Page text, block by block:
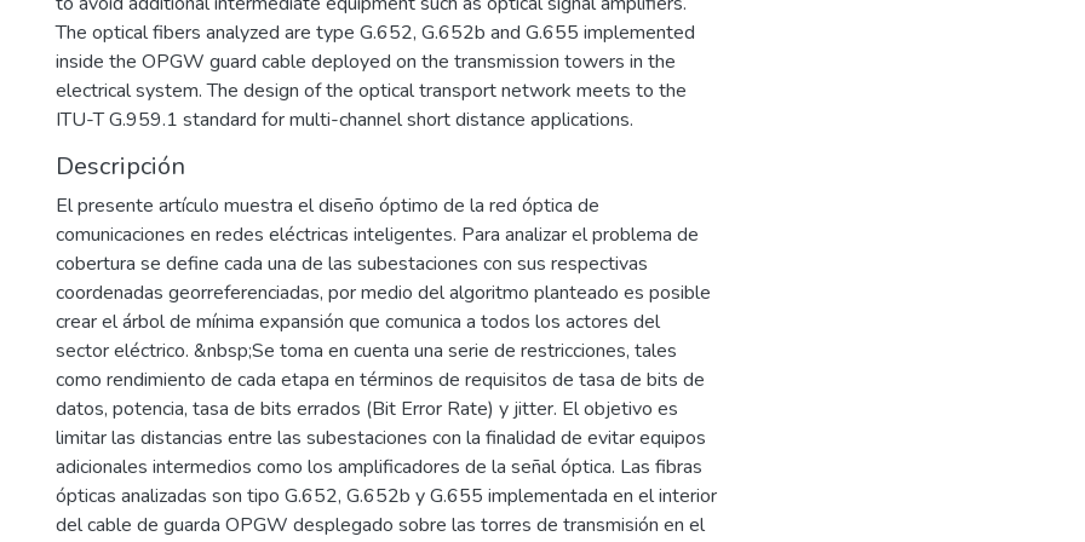
The optical fibers analyzed are type G.652, G.652b and G.655 implemented
inside the OPGW guard cable deployed on the transmission towers in the
electrical system. The design of the optical transport network meets to the
ITU-T G.959.1 standard for multi-channel short distance applications.
Descripción
El presente artículo muestra el diseño óptimo de la red óptica de
comunicaciones en redes eléctricas inteligentes. Para analizar el problema de
cobertura se define cada una de las subestaciones con sus respectivas
coordenadas georreferenciadas, por medio del algoritmo planteado es posible
crear el árbol de mínima expansión que comunica a todos los actores del
sector eléctrico. &nbsp;Se toma en cuenta una serie de restricciones, tales
como rendimiento de cada etapa en términos de requisitos de tasa de bits de
datos, potencia, tasa de bits errados (Bit Error Rate) y jitter. El objetivo es
limitar las distancias entre las subestaciones con la finalidad de evitar equipos
adicionales intermedios como los amplificadores de la señal óptica. Las fibras
ópticas analizadas son tipo G.652, G.652b y G.655 implementada en el interior
del cable de guarda OPGW desplegado sobre las torres de transmisión en el